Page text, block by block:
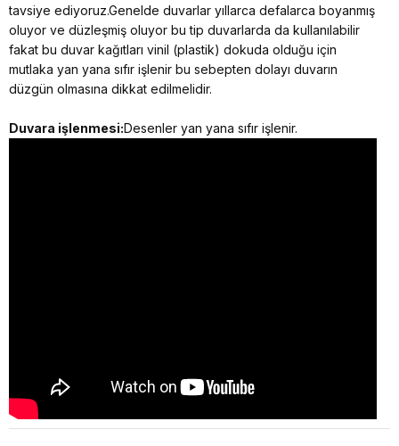
tavsiye ediyoruz.Genelde duvarlar yıllarca defalarca boyanmış
oluyor ve düzleşmiş oluyor bu tip duvarlarda da kullanılabilir
fakat bu duvar kağıtları vinil (plastik) dokuda olduğu için
mutlaka yan yana sıfır işlenir bu sebepten dolayı duvarın
düzgün olmasına dikkat edilmelidir.
Duvara işlenmesi:Desenler yan yana sıfır işlenir.